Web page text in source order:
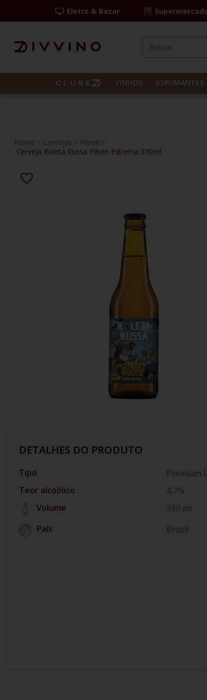
Eletro & Bazar
º las camelias
5º
VINHOS ESPUMANTES
Cervejas
Pilsen
Cerveja Roleta Russa Pilsen Extrema 330ml
DETALHES DO PRODUTO
Tipo
Premium
Teor alcoólico
4,7%
Volume
330 ml
País
Brasil